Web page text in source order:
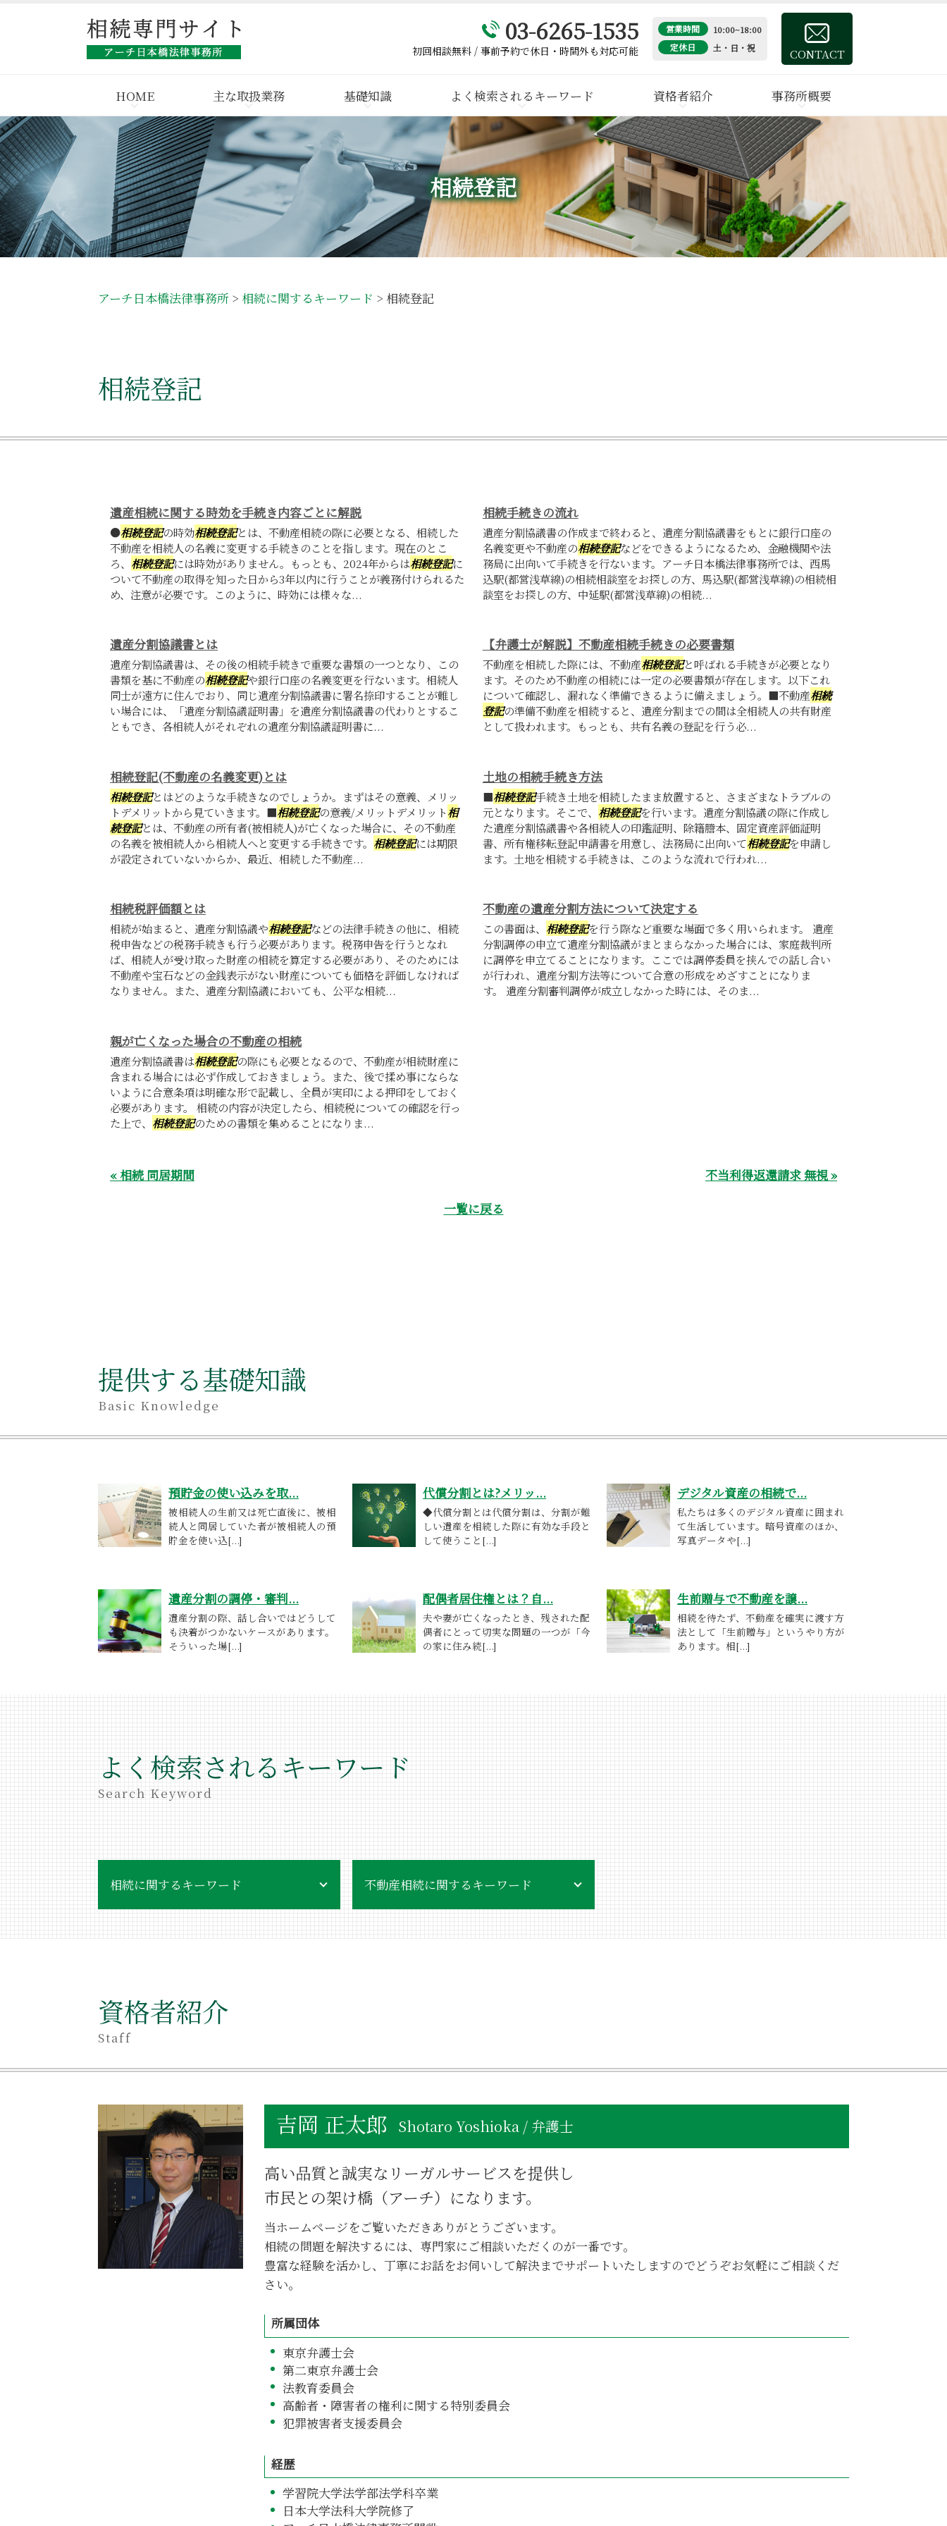
相続登記
03-6265-1535
初回相談無料 / 事前予約で休日・時間外も対応可能
営業時間
10:00~18:00
定休日
土・日・祝 CONTACT
HOME 主な取扱業務 基礎知識 よく検索されるキーワード 資格者紹介 事務所概要
アーチ日本橋法律事務所 > 相続に関するキーワード > 相続登記
相続登記
遺産相続に関する時効を手続き内容ごとに解説
●相続登記の時効相続登記とは、不動産相続の際に必要となる、相続した
不動産を相続人の名義に変更する手続きのことを指します。現在のとこ
ろ、 相続登記には時効がありません。もっとも、2024年からは相続登記に
ついて不動産の取得を知った日から3年以内に行うことが義務付けられるた
め、注意が必要です。このように、時効には様々な...
相続手続きの流れ
遺産分割協議書の作成まで終わると、遺産分割協議書をもとに銀行口座の
名義変更や不動産の相続登記などをできるようになるため、金融機関や法
務局に出向いて手続きを行ないます。アーチ日本橋法律事務所では、西馬
込駅(都営浅草線)の相続相談室をお探しの方、馬込駅(都営浅草線)の相続相
談室をお探しの方、中延駅(都営浅草線)の相続...
遺産分割協議書とは
遺産分割協議書は、その後の相続手続きで重要な書類の一つとなり、この
書類を基に不動産の相続登記や銀行口座の名義変更を行ないます。相続人
同士が遠方に住んでおり、同じ遺産分割協議書に署名捺印することが難し
い場合には、「遺産分割協議証明書」を遺産分割協議書の代わりとするこ
ともでき、各相続人がそれぞれの遺産分割協議証明書に...
【弁護士が解説】不動産相続手続きの必要書類
不動産を相続した際には、不動産相続登記と呼ばれる手続きが必要となり
ます。そのため不動産の相続には一定の必要書類が存在します。以下これ
について確認し、漏れなく準備できるように備えましょう。■不動産相続
登記の準備不動産を相続すると、遺産分割までの間は全相続人の共有財産
として扱われます。もっとも、共有名義の登記を行う必...
相続登記(不動産の名義変更)とは
相続登記とはどのような手続きなのでしょうか。まずはその意義、メリッ
トデメリットから見ていきます。■相続登記の意義/メリットデメリット相
続登記とは、不動産の所有者(被相続人)が亡くなった場合に、その不動産
の名義を被相続人から相続人へと変更する手続きです。 相続登記には期限
が設定されていないからか、最近、相続した不動産...
土地の相続手続き方法
■相続登記手続き土地を相続したまま放置すると、さまざまなトラブルの
元となります。そこで、 相続登記を行います。遺産分割協議の際に作成し
た遺産分割協議書や各相続人の印鑑証明、除籍謄本、固定資産評価証明
書、所有権移転登記申請書を用意し、法務局に出向いて相続登記を申請し
ます。土地を相続する手続きは、このような流れで行われ...
相続税評価額とは
相続が始まると、遺産分割協議や相続登記などの法律手続きの他に、相続
税申告などの税務手続きも行う必要があります。税務申告を行うとなれ
ば、相続人が受け取った財産の相続を算定する必要があり、そのためには
不動産や宝石などの金銭表示がない財産についても価格を評価しなければ
なりません。また、遺産分割協議においても、公平な相続...
不動産の遺産分割方法について決定する
この書面は、 相続登記を行う際など重要な場面で多く用いられます。 遺産
分割調停の申立て遺産分割協議がまとまらなかった場合には、家庭裁判所
に調停を申立てることになります。ここでは調停委員を挟んでの話し合い
が行われ、遺産分割方法等について合意の形成をめざすことになりま
す。 遺産分割審判調停が成立しなかった時には、そのま...
親が亡くなった場合の不動産の相続
遺産分割協議書は相続登記の際にも必要となるので、不動産が相続財産に
含まれる場合には必ず作成しておきましょう。また、後で揉め事にならな
いように合意条項は明確な形で記載し、全員が実印による押印をしておく
必要があります。 相続の内容が決定したら、相続税についての確認を行っ
た上で、 相続登記のための書類を集めることになりま...
« 相続 同居期間
不当利得返還請求 無視 »
一覧に戻る
提供する基礎知識
Basic Knowledge
預貯金の使い込みを取...
被相続人の生前又は死亡直後に、被相
続人と同居していた者が被相続人の預
貯金を使い込[...]
代償分割とは?メリッ...
◆代償分割とは代償分割は、分割が難
しい遺産を相続した際に有効な手段と
して使うこと[...]
デジタル資産の相続で...
私たちは多くのデジタル資産に囲まれ
て生活しています。暗号資産のほか、
写真データや[...]
遺産分割の調停・審判...
遺産分割の際、話し合いではどうして
も決着がつかないケースがあります。
そういった場[...]
配偶者居住権とは？自...
夫や妻が亡くなったとき、残された配
偶者にとって切実な問題の一つが「今
の家に住み続[...]
生前贈与で不動産を譲...
相続を待たず、不動産を確実に渡す方
法として「生前贈与」というやり方が
あります。相[...]
よく検索されるキーワード
Search Keyword
相続に関するキーワード
不当利得返還請求 無視
相続 受け取らない
不当利得返還請求訴訟 費用
相続 同居期間
相続登記 義務化 いつから
不当利得返還請求 要件
相続放棄手続き 自分で
相続放棄手続き 必要書類
相続 同時死亡
相続 いとこ
相続 借金
中央区 相続 相談
相続 同意書
相続放棄 受理されない
不動産相続に関するキーワード
不動産相続 対策
遺産 分割
不動産相続登記 登録免許税
不動産相続 分割方法
不動産相続 会社設立
不動産相続 注意点
相続 不動産登記
遺産分割方法 決定
資格者紹介
Staff
吉岡 正太郎 Shotaro Yoshioka / 弁護士
高い品質と誠実なリーガルサービスを提供し
市民との架け橋（アーチ）になります。
当ホームページをご覧いただきありがとうございます。
相続の問題を解決するには、専門家にご相談いただくのが一番です。
豊富な経験を活かし、丁寧にお話をお伺いして解決までサポートいたしますのでどうぞお気軽にご相談くだ
さい。
所属団体
東京弁護士会
第二東京弁護士会
法教育委員会
高齢者・障害者の権利に関する特別委員会
犯罪被害者支援委員会
経歴
学習院大学法学部法学科卒業
日本大学法科大学院修了